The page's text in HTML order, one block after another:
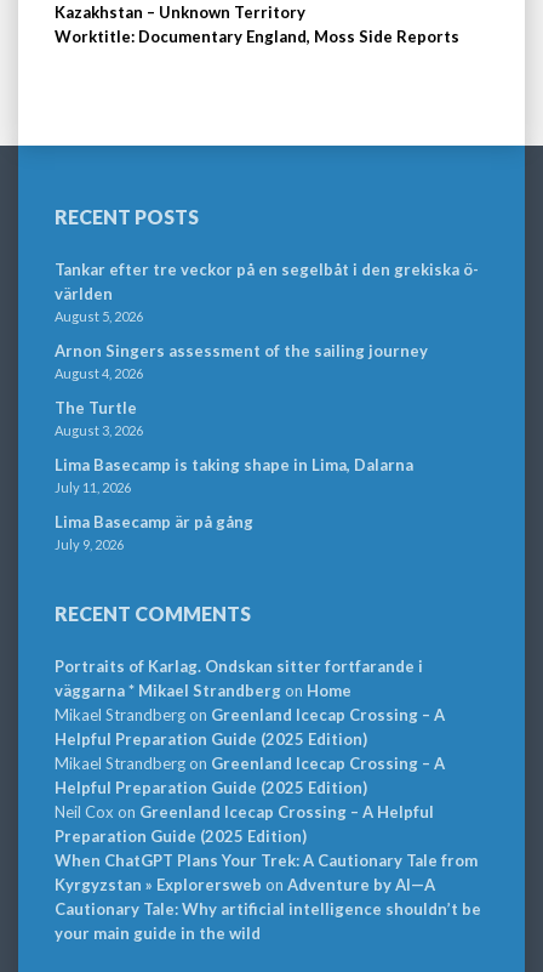
Kazakhstan – Unknown Territory
Worktitle: Documentary England, Moss Side Reports
RECENT POSTS
Tankar efter tre veckor på en segelbåt i den grekiska ö-
världen
August 5, 2026
Arnon Singers assessment of the sailing journey
August 4, 2026
The Turtle
August 3, 2026
Lima Basecamp is taking shape in Lima, Dalarna
July 11, 2026
Lima Basecamp är på gång
July 9, 2026
RECENT COMMENTS
Portraits of Karlag. Ondskan sitter fortfarande i
väggarna * Mikael Strandbergon Home
Mikael Strandbergon Greenland Icecap Crossing – A
Helpful Preparation Guide (2025 Edition)
Mikael Strandbergon Greenland Icecap Crossing – A
Helpful Preparation Guide (2025 Edition)
Neil Cox on Greenland Icecap Crossing – A Helpful
Preparation Guide (2025 Edition)
When ChatGPT Plans Your Trek: A Cautionary Tale from
Kyrgyzstan » Explorersweb on Adventure by AI—A
Cautionary Tale: Why artificial intelligence shouldn’t be
your main guide in the wild